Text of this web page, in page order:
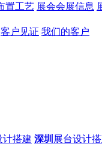
置工艺 展会会展信息
客户见证 我们的客户
计搭建 深圳 展台设计